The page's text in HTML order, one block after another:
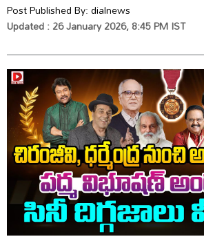
Post Published By:dialnews
Updated : 26 January 2026, 8:45 PM IST